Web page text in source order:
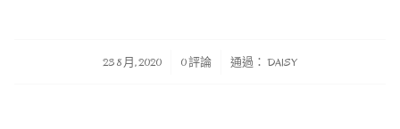
23 8 月, 2020
/ 0 評論 通過： DAISY